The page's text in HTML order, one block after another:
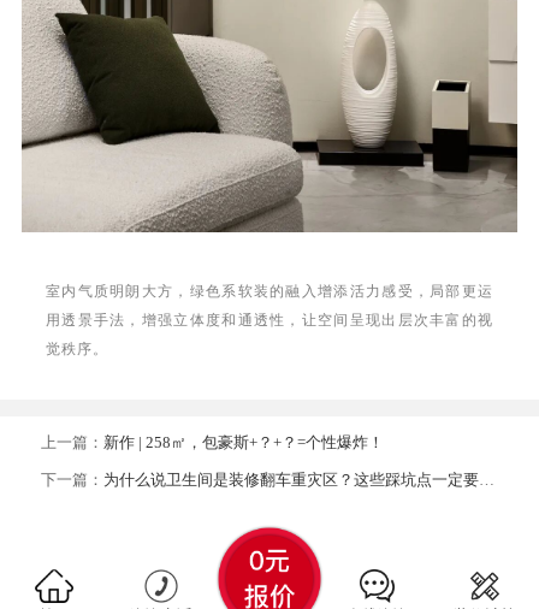
室内气质明朗大方，绿色系软装的融入增添活力感受，局部更运
用透景手法，增强立体度和通透性，让空间呈现出层次丰富的视
觉秩序。
上一篇： 新作 | 258㎡，包豪斯+？+？=个性爆炸！
下一篇： 为什么说卫生间是装修翻车重灾区？这些踩坑点一定要当心了！